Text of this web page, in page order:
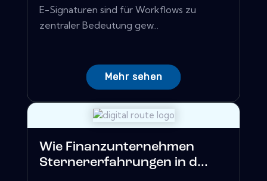
E-Signaturen sind für Workflows zu
zentraler Bedeutung gew...
Mehr sehen
Wie Finanzunternehmen
Sternererfahrungen in d...